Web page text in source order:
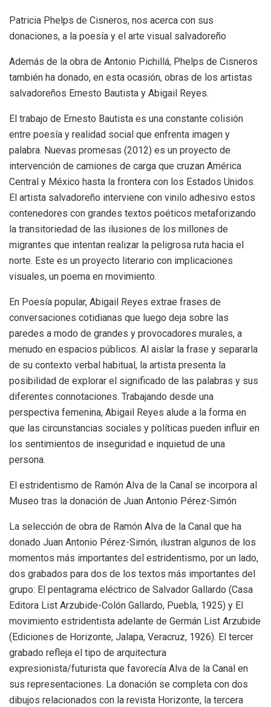
Patricia Phelps de Cisneros, nos acerca con sus
donaciones, a la poesía y el arte visual salvadoreño
Además de la obra de Antonio Pichillá, Phelps de Cisneros
también ha donado, en esta ocasión, obras de los artistas
salvadoreños Ernesto Bautista y Abigail Reyes.
El trabajo de Ernesto Bautista es una constante colisión
entre poesía y realidad social que enfrenta imagen y
palabra. Nuevas promesas (2012) es un proyecto de
intervención de camiones de carga que cruzan América
Central y México hasta la frontera con los Estados Unidos.
El artista salvadoreño interviene con vinilo adhesivo estos
contenedores con grandes textos poéticos metaforizando
la transitoriedad de las ilusiones de los millones de
migrantes que intentan realizar la peligrosa ruta hacia el
norte. Este es un proyecto literario con implicaciones
visuales, un poema en movimiento.
En Poesía popular, Abigail Reyes extrae frases de
conversaciones cotidianas que luego deja sobre las
paredes a modo de grandes y provocadores murales, a
menudo en espacios públicos. Al aislar la frase y separarla
de su contexto verbal habitual, la artista presenta la
posibilidad de explorar el significado de las palabras y sus
diferentes connotaciones. Trabajando desde una
perspectiva femenina, Abigail Reyes alude a la forma en
que las circunstancias sociales y políticas pueden influir en
los sentimientos de inseguridad e inquietud de una
persona.
El estridentismo de Ramón Alva de la Canal se incorpora al
Museo tras la donación de Juan Antonio Pérez-Simón
La selección de obra de Ramón Alva de la Canal que ha
donado Juan Antonio Pérez-Simón, ilustran algunos de los
momentos más importantes del estridentismo, por un lado,
dos grabados para dos de los textos más importantes del
grupo: El pentagrama eléctrico de Salvador Gallardo (Casa
Editora List Arzubide-Colón Gallardo, Puebla, 1925) y El
movimiento estridentista adelante de Germán List Arzubide
(Ediciones de Horizonte, Jalapa, Veracruz, 1926). El tercer
grabado refleja el tipo de arquitectura
expresionista/futurista que favorecía Alva de la Canal en
sus representaciones. La donación se completa con dos
dibujos relacionados con la revista Horizonte, la tercera